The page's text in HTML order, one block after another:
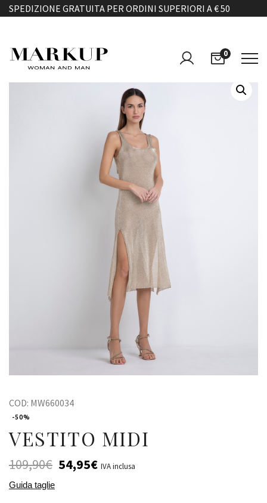
SPEDIZIONE GRATUITA PER ORDINI SUPERIORI A € 50
0
COD: MW660034
-50%
VESTITO MIDI
109,90€ 54,95€ IVA inclusa
Guida taglie